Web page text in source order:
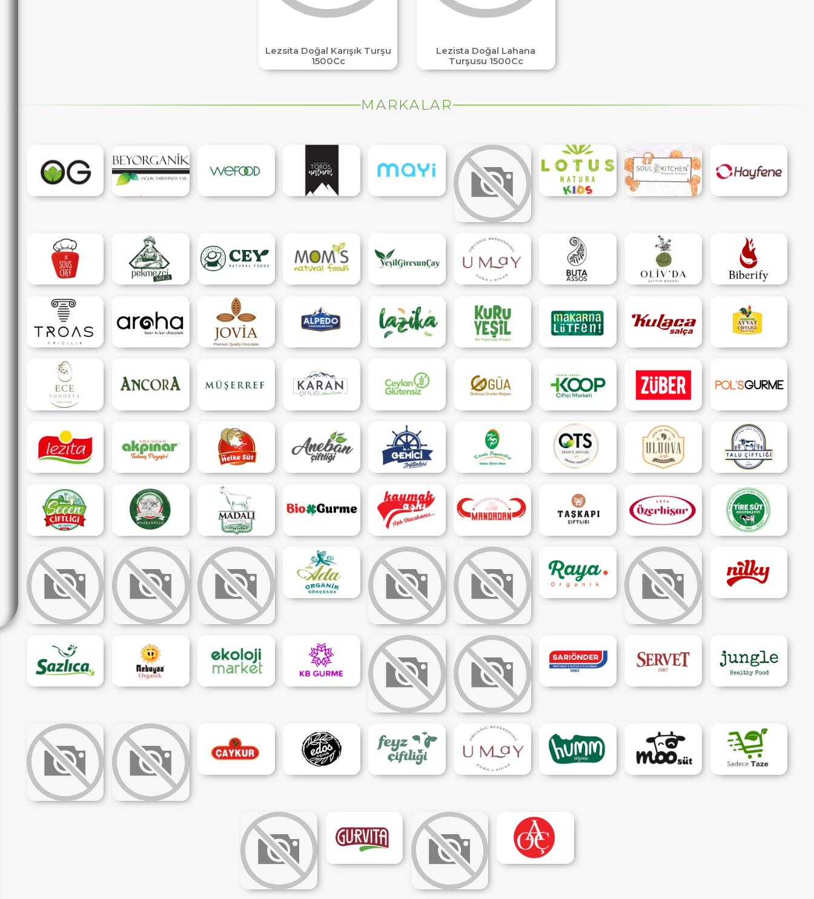
Lezsita Doğal Karışık Turşu
1500Cc
Lezista Doğal Lahana
Turşusu 1500Cc
MARKALAR